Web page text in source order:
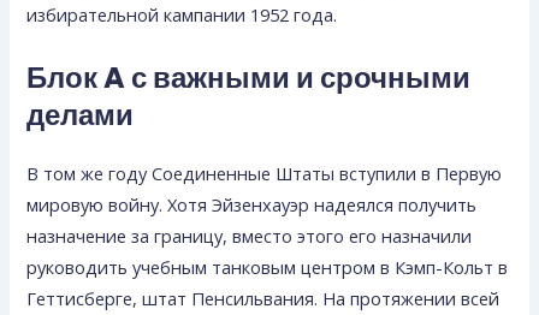
избирательной кампании 1952 года.
Блок A с важными и срочными
делами
В том же году Соединенные Штаты вступили в Первую
мировую войну. Хотя Эйзенхауэр надеялся получить
назначение за границу, вместо этого его назначили
руководить учебным танковым центром в Кэмп-Кольт в
Геттисберге, штат Пенсильвания. На протяжении всей